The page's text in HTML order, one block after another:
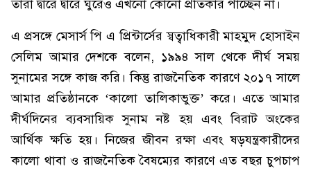
তারা দ্বারে দ্বারে ঘুরেও এখনো কোনো প্রতিকার পাচ্ছেন না।
এ প্রসঙ্গে মেসার্স পি এ প্রিন্টার্সের স্বত্বাধিকারী মাহমুদ হোসাইন
সেলিম আমার দেশকে বলেন, ১৯৯৪ সাল থেকে দীর্ঘ সময়
সুনামের সঙ্গে কাজ করি। কিন্তু রাজনৈতিক কারণে ২০১৭ সালে
আমার প্রতিষ্ঠানকে ‘কালো তালিকাভুক্ত’ করে। এতে আমার
দীর্ঘদিনের ব্যবসায়িক সুনাম নষ্ট হয় এবং বিরাট অংকের
আর্থিক ক্ষতি হয়। নিজের জীবন রক্ষা এবং ষড়যন্ত্রকারীদের
কালো থাবা ও রাজনৈতিক বৈষম্যের কারণে এত বছর চুপচাপ